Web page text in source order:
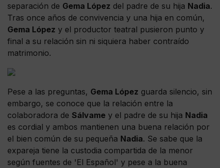
separación de Gema López del padre de su hija Nadia.
Tras once años de convivencia y una hija en común,
Gema López y el productor teatral pusieron punto y
final a su relación sin ni siquiera haber contraído
matrimonio.
Pese a las preguntas, Gema López guarda silencio, sin
embargo, se conoce que la relación entre la
colaboradora de Sálvame y el padre de su hija Nadia
es cordial y ambos mantienen una buena relación por
el bien común de su pequeña Nadia. Se sabe que la
expareja tiene la custodia compartida de la menor
según fuentes de 'El Español' y pese a la buena